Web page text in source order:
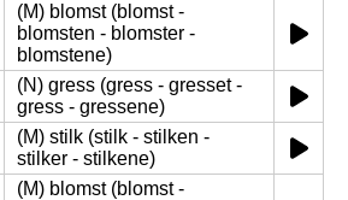
(M) blomst (blomst -
blomsten - blomster -
blomstene)
(N) gress (gress - gresset -
gress - gressene)
(M) stilk (stilk - stilken -
stilker - stilkene)
(M) blomst (blomst -